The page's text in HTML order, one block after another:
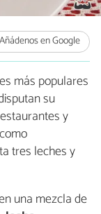
Añádenos en Google
más populares
su
y
tres leches y
una mezcla de